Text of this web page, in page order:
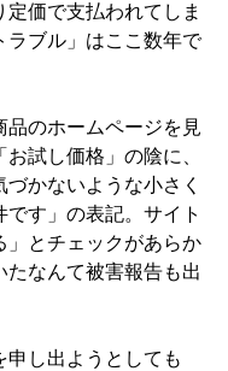
価で支払われてしま
ブル」はここ数年で
のホームページを見
試し価格」の陰に、
かないような小さく
す」の表記。サイト
」とチェックがあらか
たなんて被害報告も出
し出ようとしても